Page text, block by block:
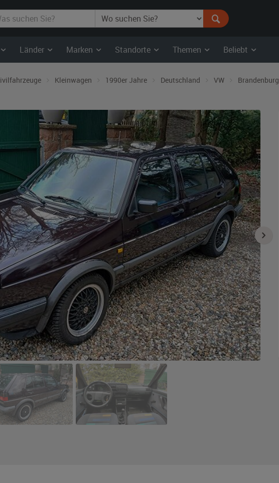
Länder Marken Standorte Themen Beliebt
Kleinwagen 1990er Jahre Deutschland VW Brandenburg